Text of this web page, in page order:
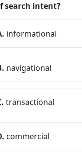
search intent?
informational
navigational
transactional
commercial